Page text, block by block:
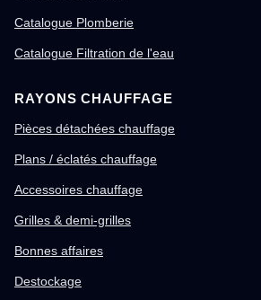
Catalogue Plomberie
Catalogue Filtration de l'eau
RAYONS CHAUFFAGE
Pièces détachées chauffage
Plans / éclatés chauffage
Accessoires chauffage
Grilles & demi-grilles
Bonnes affaires
Destockage